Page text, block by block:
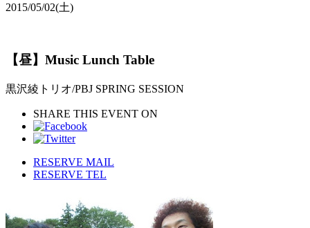
2015/05/02(土)
【昼】Music Lunch Table
黒沢綾トリオ/PBJ SPRING SESSION
SHARE THIS EVENT ON
RESERVE MAIL
RESERVE TEL